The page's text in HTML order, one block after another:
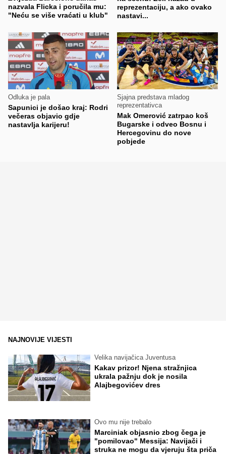
nazvala Flicka i poručila mu:
"Neću se više vraćati u klub"
reprezentaciju, a ako ovako
nastavi...
Odluka je pala
Sapunici je došao kraj: Rodri
večeras objavio gdje
nastavlja karijeru!
Sjajna predstava mladog
reprezentativca
Mak Omerović zatrpao koš
Bugarske i odveo Bosnu i
Hercegovinu do nove
pobjede
NAJNOVIJE VIJESTI
Velika navijačica Juventusa
Kakav prizor! Njena stražnjica
ukrala pažnju dok je nosila
Alajbegovićev dres
Ovo mu nije trebalo
Marciniak objasnio zbog čega je
"pomilovao" Messija: Navijači i
struka ne mogu da vjeruju šta priča